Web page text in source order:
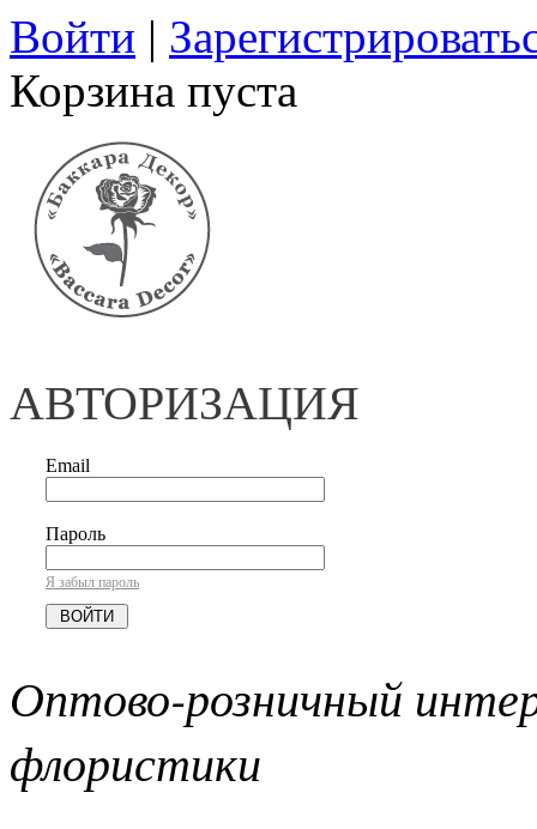
Войти |
Корзина пуста
АВТОРИЗАЦИЯ
Email
Пароль
Я забыл пароль
Оптово-розничный
флористики